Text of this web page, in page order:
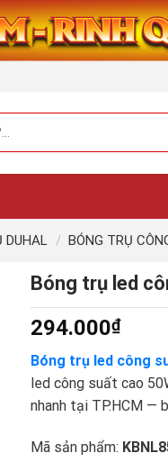
DUHAL / BÓNG TRỤ
Bóng trụ led
294.000₫
Bóng trụ led công
led công suất cao
nhanh tại TP.HCM —
Mã sản phẩm: